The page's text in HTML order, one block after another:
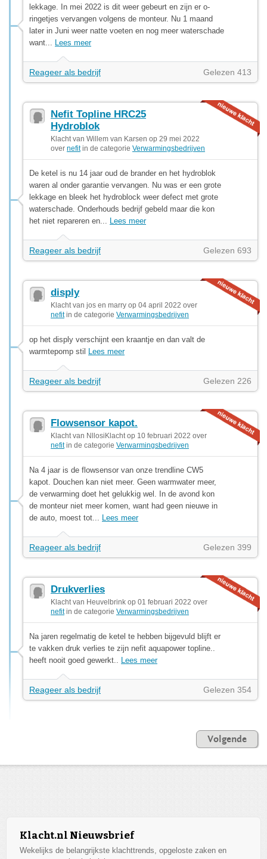
lekkage. In mei 2022 is dit weer gebeurt en zijn er o-
ringetjes vervangen volgens de monteur. Nu 1 maand
later in Juni weer natte voeten en nog meer waterschade
want... Lees meer
Reageer als bedrijf Gelezen 413
Nefit Topline HRC25
Hydroblok
Klacht van Willem van Karsen op 29 mei 2022
over nefitin de categorie Verwarmingsbedrijven
De ketel is nu 14 jaar oud de brander en het hydroblok
waren al onder garantie vervangen. Nu was er een grote
lekkage en bleek het hydroblock weer defect met grote
waterschade. Onderhouds bedrijf gebeld maar die kon
het niet repareren en... Lees meer
Reageer als bedrijf Gelezen 693
disply
Klacht van jos en marry op 04 april 2022 over
nefitin de categorie Verwarmingsbedrijven
op het disply verschijnt een kraantje en dan valt de
warmtepomp stil Lees meer
Reageer als bedrijf Gelezen 226
Flowsensor kapot.
Klacht van NllosiKlacht op 10 februari 2022 over
nefitin de categorie Verwarmingsbedrijven
Na 4 jaar is de flowsensor van onze trendline CW5
kapot. Douchen kan niet meer. Geen warmwater meer,
de verwarming doet het gelukkig wel. In de avond kon
de monteur niet meer komen, want had geen nieuwe in
de auto, moest tot... Lees meer
Reageer als bedrijf Gelezen 399
Drukverlies
Klacht van Heuvelbrink op 01 februari 2022 over
nefitin de categorie Verwarmingsbedrijven
Na jaren regelmatig de ketel te hebben bijgevuld blijft er
te vakken druk verlies te zijn nefit aquapower topline..
heeft nooit goed gewerkt.. Lees meer
Reageer als bedrijf Gelezen 354
Volgende
Klacht.nl Nieuwsbrief
Wekelijks de belangrijkste klachttrends, opgeloste zaken en